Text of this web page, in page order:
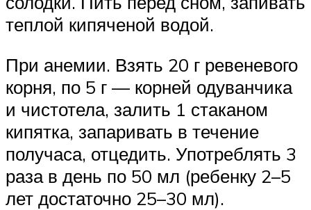
теплой кипяченой водой.
При анемии. Взять 20 г ревеневого
корня, по 5 г — корней одуванчика
и чистотела, залить 1 стаканом
кипятка, запаривать в течение
получаса, отцедить. Употреблять 3
раза в день по 50 мл (ребенку 2–5
лет достаточно 25–30 мл).